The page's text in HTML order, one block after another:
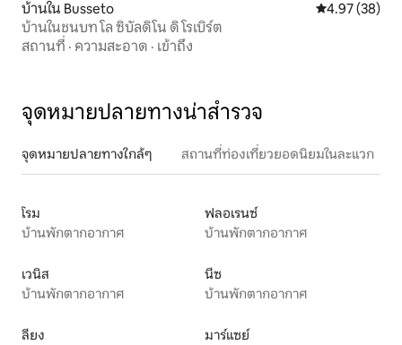
บ้านใน Busseto คะแนนเฉลี่ย
4.97 (38)
บ้านในชนบท โล ซิบัลดิโน ดิ โรเบิร์ต
สถานที่ · ความสะอาด · เข้าถึง
จุดหมายปลายทางน่าสำรวจ
จุดหมายปลายทางใกล้ๆ สถานที่ท่องเที่ยวยอดนิยมในละแวก
โรม
บ้านพักตากอากาศ
ฟลอเรนซ์
บ้านพักตากอากาศ
เวนิส
บ้านพักตากอากาศ
นีซ
บ้านพักตากอากาศ
ลียง
มาร์แซย์